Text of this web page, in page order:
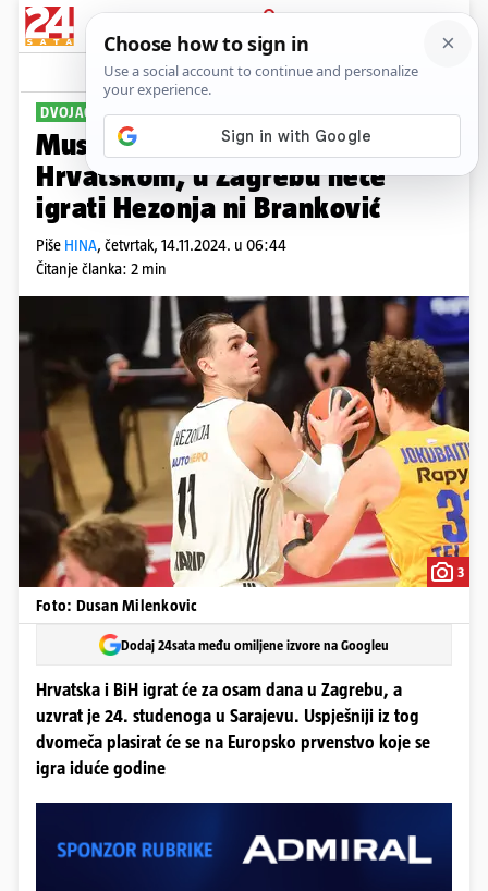
PRIJAVA
Sport Komentari
DVOJAC IZ REALA
Musa propušta oba dvoboja s
Hrvatskom, u Zagrebu neće
igrati Hezonja ni Branković
Piše HINA, četvrtak, 14.11.2024. u 06:44
Čitanje članka: 2 min
3
Foto: Dusan Milenkovic
Dodaj 24sata među omiljene izvore na Googleu
Hrvatska i BiH igrat će za osam dana u Zagrebu, a
uzvrat je 24. studenoga u Sarajevu. Uspješniji iz tog
dvomeča plasirat će se na Europsko prvenstvo koje se
igra iduće godine